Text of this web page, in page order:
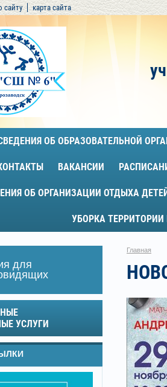
сайту карта сайта
ОБ ОБРАЗОВАТЕЛЬНОЙ
ВАКАНСИИ
ОБ ОРГАНИЗАЦИИ ОТДЫХА
УБОРКА
для
УСЛУГИ
Главная